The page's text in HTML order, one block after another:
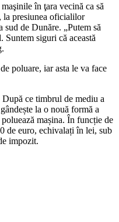
în ţara vecină ca să
la presiunea oficialilor
de Dunăre. „Putem să
siguri că această
poluare, iar asta le va face
ce timbrul de mediu a
la o nouă formă a
mașina. În funcție de
de euro, echivalați în lei, sub
impozit.